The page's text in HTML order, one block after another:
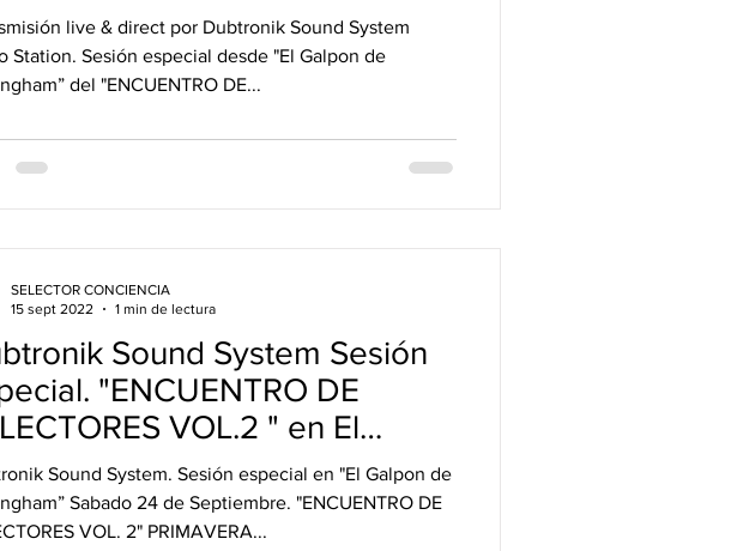
live & direct por Dubtronik Sound System
Sesión especial desde "El Galpon de
del "ENCUENTRO DE...
Sound System Sesión
"ENCUENTRO DE
VOL.2 " en El
de Hurlingham.
Sound System. Sesión especial en "El Galpon de
Sabado 24 de Septiembre. "ENCUENTRO DE
VOL. 2" PRIMAVERA...
SELECTOR CONCIENCIA
15 sept 2022
1 min de lectura